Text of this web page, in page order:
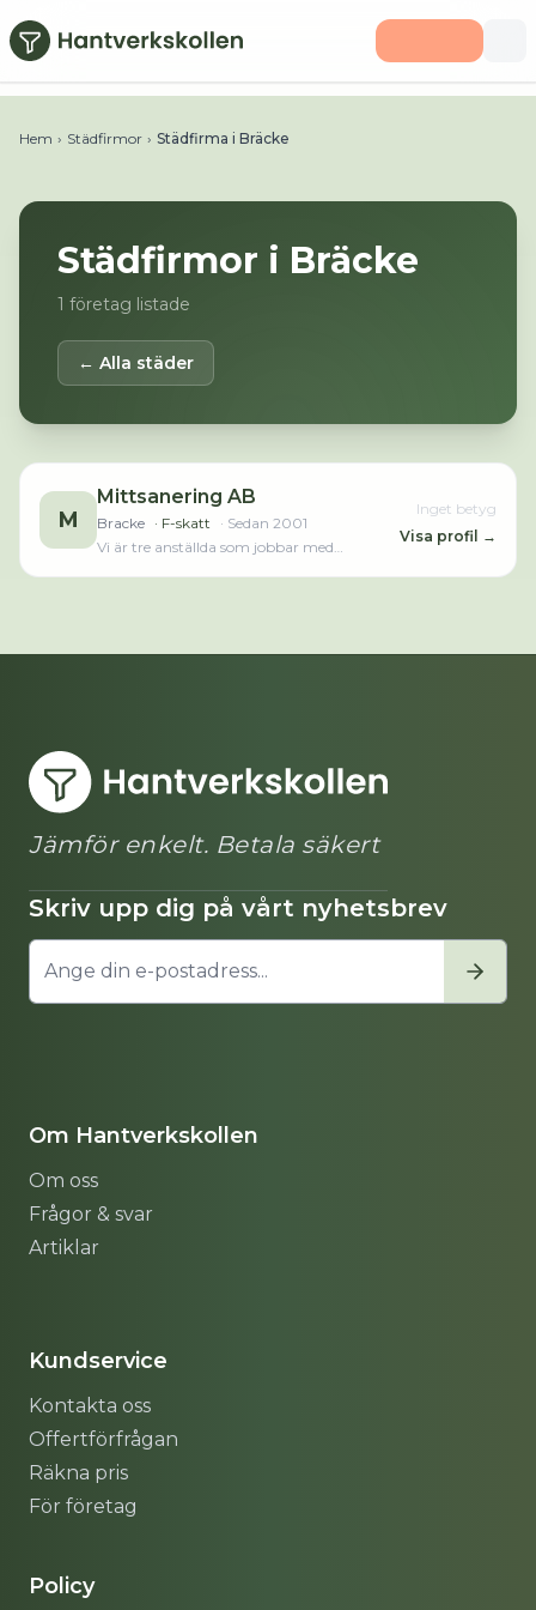
Hoppa till huvudinnehåll
Hem › Städfirmor › Städfirma i Bräcke
Städfirmor i Bräcke
1 företag listade
← Alla städer
M
Mittsanering AB
Bracke · F-skatt · Sedan 2001
Vi är tre anställda som jobbar med
med oss!Läs merLäs mindre
Inget betyg
Visa profil →
Jämför enkelt. Betala säkert
Skriv upp dig på vårt nyhetsbrev
Om Hantverkskollen
Om oss
Frågor & svar
Artiklar
Kundservice
Kontakta oss
Offertförfrågan
Räkna pris
För företag
Policy